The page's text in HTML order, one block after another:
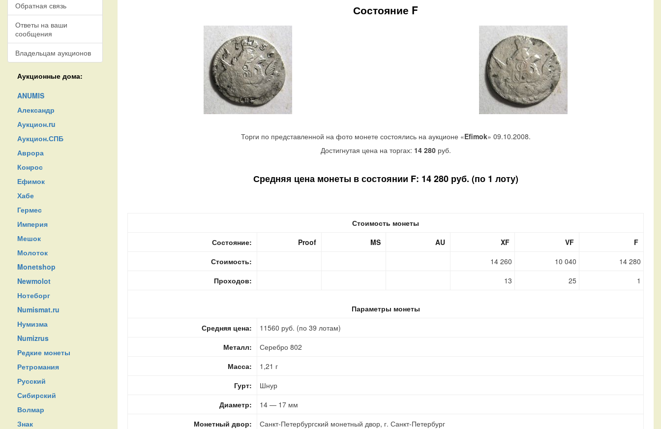
Обратная связь
Ответы на ваши
сообщения
Владельцам аукционов
Аукционные дома:
ANUMIS
Александр
Аукцион.ru
Аукцион.СПБ
Аврора
Конрос
Ефимок
Хабе
Гермес
Империя
Мешок
Молоток
Monetshop
Newmolot
Нотеборг
Numismat.ru
Нумизма
Numizrus
Редкие монеты
Ретромания
Русский
Сибирский
Волмар
Знак
Состояние F
Торги по представленной на фото монете состоялись на аукционе «Efimok» 09.10.2008.
Достигнутая цена на торгах: 14 280руб.
Средняя цена монеты в состоянии F: 14 280 руб. (по 1 лоту)
Стоимость монеты
Состояние:
Proof MS AU XF VF
F
Стоимость:
14 260 10 040
14 280
Проходов:
13 25 1
Параметры монеты
Средняя цена:
11560 руб. (по 39 лотам)
Металл:
Серебро 802
Масса:
1,21 г
Гурт:
Шнур
Диаметр:
14 — 17 мм
Монетный двор:
Санкт-Петербургский монетный двор, г. Санкт-Петербург